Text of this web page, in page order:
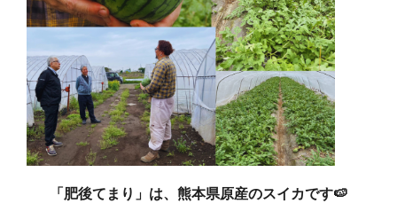
「肥後てまり」は、熊本県原産のスイカです🍉